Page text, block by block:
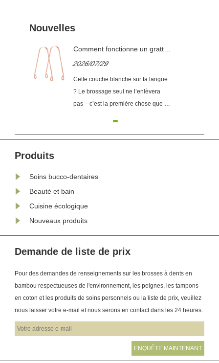
Nouvelles
Comment fonctionne un gratte-
bon ?
2026/07/29
Cette couche blanche sur ta langue
? Le brossage seul ne l’enlèvera
pas – c’est la première chose que la
première fois. La surface de la
rugueuse qui piège facilem......
Produits
Soins bucco-dentaires
Beauté et bain
Cuisine écologique
Nouveaux produits
Demande de liste de prix
Pour des demandes de renseignements sur les brosses à dents en
bambou respectueuses de l'environnement, les peignes, les tampons
en coton et les produits de soins personnels ou la liste de prix, veuillez
nous laisser votre e-mail et nous serons en contact dans les 24 heures.